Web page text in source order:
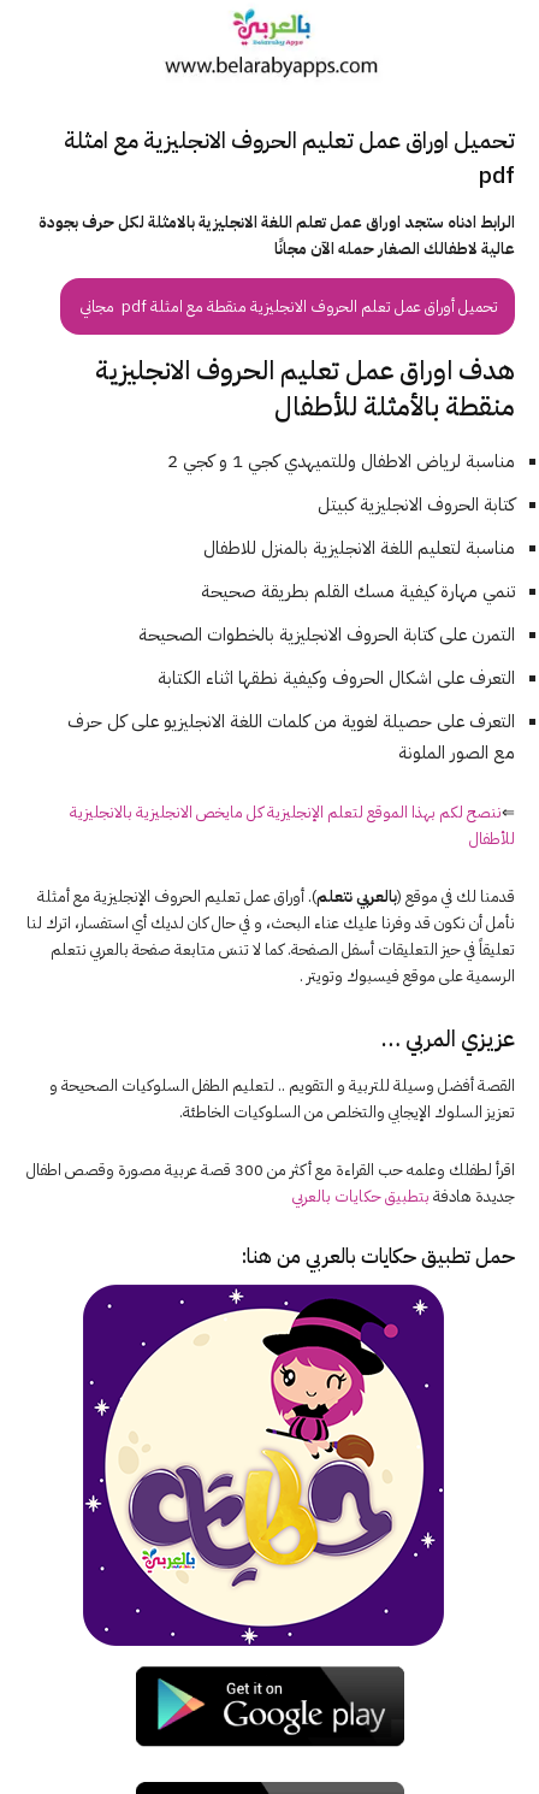
تحميل اوراق عمل تعليم الحروف الانجليزية مع امثلة
pdf
الرابط ادناه ستجد اوراق عمل تعلم اللغة الانجليزية بالامثلة لكل حرف بجودة
عالية لاطفالك الصغار حمله الآن مجانًا
تحميل أوراق عمل تعلم الحروف الانجليزية منقطة مع امثلة pdf مجاني
هدف اوراق عمل تعليم الحروف الانجليزية
منقطة بالأمثلة للأطفال
مناسبة لرياض الاطفال وللتميهدي كجي 1 و كجي 2
كتابة الحروف الانجليزية كبيتل
مناسبة لتعليم اللغة الانجليزية بالمنزل للاطفال
تنمي مهارة كيفية مسك القلم بطريقة صحيحة
التمرن على كتابة الحروف الانجليزية بالخطوات الصحيحة
التعرف على اشكال الحروف وكيفية نطقها اثناء الكتابة
التعرف على حصيلة لغوية من كلمات اللغة الانجليزيو على كل حرف
مع الصور الملونة
⇐ننصح لكم بهذا الموقع لتعلم الإنجليزية كل مايخص الانجليزية بالانجليزية
للأطفال
قدمنا لك في موقع (بالعربي نتعلم). أوراق عمل تعليم الحروف الإنجليزية مع أمثلة
نأمل أن نكون قد وفرنا عليك عناء البحث، و في حال كان لديك أي استفسار، اترك لنا
تعليقاً في حيز التعليقات أسفل الصفحة. كما لا تنسَ متابعة صفحة بالعربي نتعلم
الرسمية على موقع فيسبوك وتويتر .
عزيزي المربي …
القصة أفضل وسيلة للتربية و التقويم .. لتعليم الطفل السلوكيات الصحيحة و
تعزيز السلوك الإيجابي والتخلص من السلوكيات الخاطئة.
اقرأ لطفلك وعلمه حب القراءة مع أكثر من 300 قصة عربية مصورة وقصص اطفال
جديدة هادفة بتطبيق حكايات بالعربي
حمل تطبيقحكايات بالعربي من هنا: